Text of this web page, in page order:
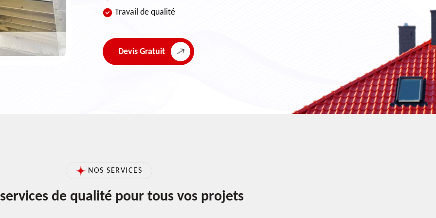
Travail de qualité
Devis Gratuit
NOS SERVICES
de qualité pour tous vos projets